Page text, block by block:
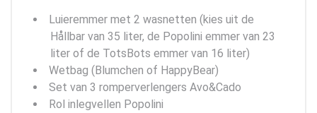
Luieremmer met 2 wasnetten (kies uit de
Hållbar van 35 liter, de Popolini emmer van 23
liter of de TotsBots emmer van 16 liter)
Wetbag (Blumchen of HappyBear)
Set van 3 romperverlengers Avo&Cado
Rol inlegvellen Popolini